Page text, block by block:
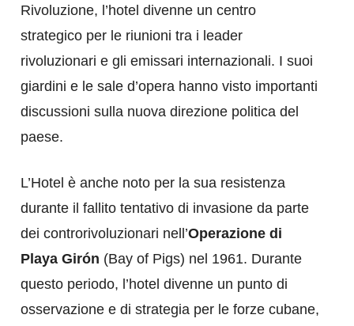
Rivoluzione, l’hotel divenne un centro
strategico per le riunioni tra i leader
rivoluzionari e gli emissari internazionali. I suoi
giardini e le sale d’opera hanno visto importanti
discussioni sulla nuova direzione politica del
paese.
L’Hotel è anche noto per la sua resistenza
durante il fallito tentativo di invasione da parte
dei controrivoluzionari nell’Operazione di
Playa Girón (Bay of Pigs) nel 1961. Durante
questo periodo, l’hotel divenne un punto di
osservazione e di strategia per le forze cubane,